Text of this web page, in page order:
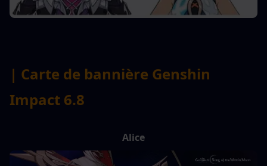
| Carte de bannière Genshin
Impact 6.8
Alice